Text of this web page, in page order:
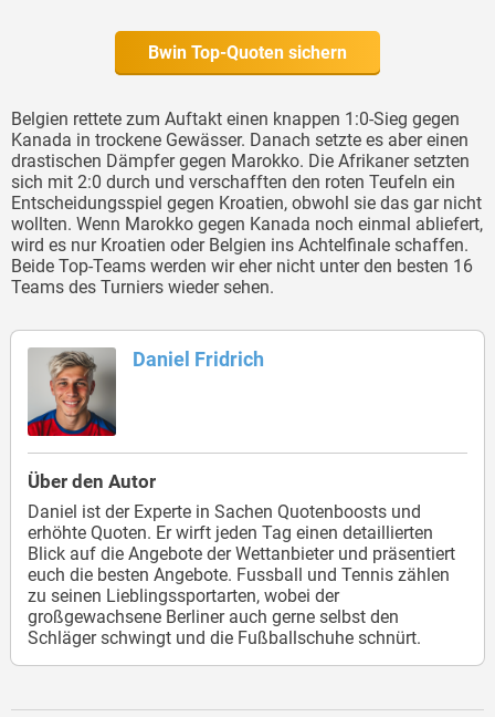
Bwin Top-Quoten sichern
Belgien rettete zum Auftakt einen knappen 1:0-Sieg gegen
Kanada in trockene Gewässer. Danach setzte es aber einen
drastischen Dämpfer gegen Marokko. Die Afrikaner setzten
sich mit 2:0 durch und verschafften den roten Teufeln ein
Entscheidungsspiel gegen Kroatien, obwohl sie das gar nicht
wollten. Wenn Marokko gegen Kanada noch einmal abliefert,
wird es nur Kroatien oder Belgien ins Achtelfinale schaffen.
Beide Top-Teams werden wir eher nicht unter den besten 16
Teams des Turniers wieder sehen.
Daniel Fridrich
Über den Autor
Daniel ist der Experte in Sachen Quotenboosts und
erhöhte Quoten. Er wirft jeden Tag einen detaillierten
Blick auf die Angebote der Wettanbieter und präsentiert
euch die besten Angebote. Fussball und Tennis zählen
zu seinen Lieblingssportarten, wobei der
großgewachsene Berliner auch gerne selbst den
Schläger schwingt und die Fußballschuhe schnürt.